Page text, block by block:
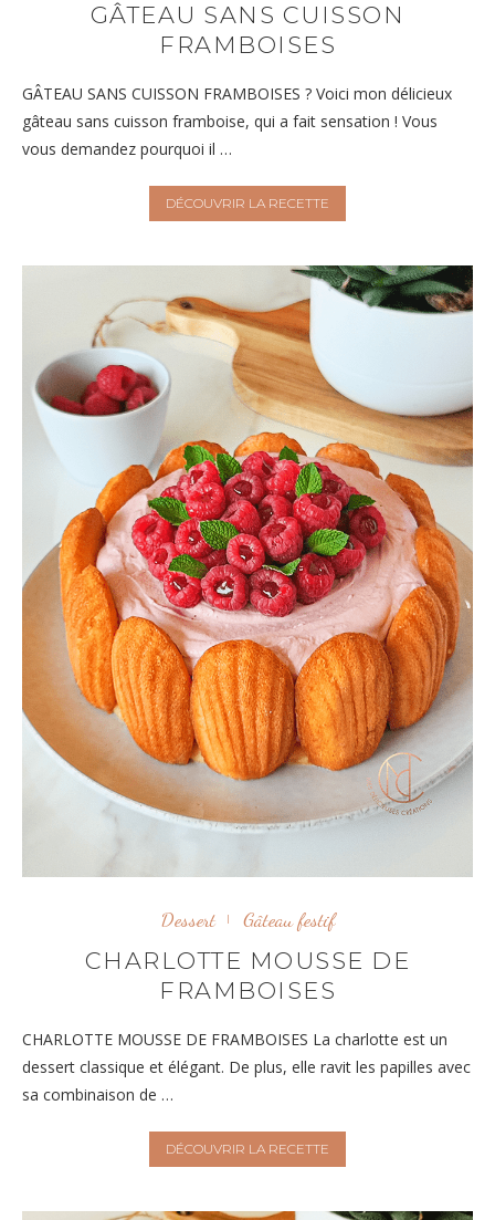
GÂTEAU SANS CUISSON
FRAMBOISES
GÂTEAU SANS CUISSON FRAMBOISES ? Voici mon délicieux
gâteau sans cuisson framboise, qui a fait sensation ! Vous
vous demandez pourquoi il …
DÉCOUVRIR LA RECETTE
Dessert Gâteau festif
CHARLOTTE MOUSSE DE
FRAMBOISES
CHARLOTTE MOUSSE DE FRAMBOISES La charlotte est un
dessert classique et élégant. De plus, elle ravit les papilles avec
sa combinaison de …
DÉCOUVRIR LA RECETTE